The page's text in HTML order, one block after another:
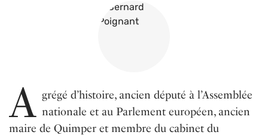
A grégé d’histoire, ancien député à l’Assemblée
nationale et au Parlement européen, ancien
maire de Quimper et membre du cabinet du